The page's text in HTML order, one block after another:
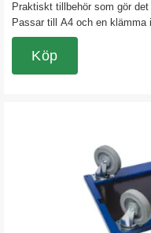
Praktiskt tillbehör som gör
Passar till A4 och en
sparkcykel Speed och även
styret/vagnens handtag.
Köp